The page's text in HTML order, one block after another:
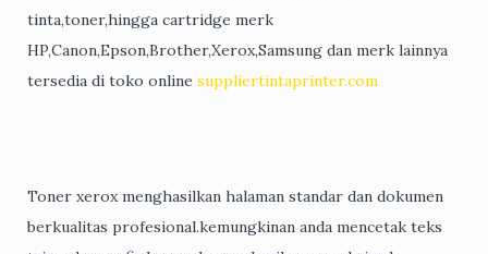
tinta,toner,hingga cartridge merk
HP,Canon,Epson,Brother,Xerox,Samsung dan merk lainnya
tersedia di toko online suppliertintaprinter.com
Toner xerox menghasilkan halaman standar dan dokumen
berkualitas profesional.kemungkinan anda mencetak teks